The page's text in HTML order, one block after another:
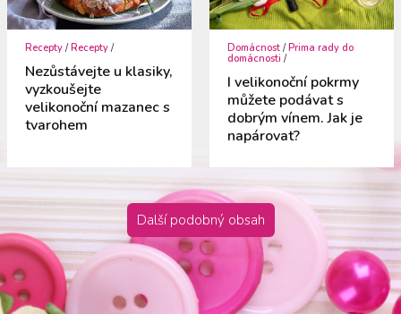
Recepty /Recepty /
Nezůstávejte u klasiky,
vyzkoušejte
velikonoční mazanec s
tvarohem
Domácnost /Prima rady do
domácnosti /
I velikonoční pokrmy
můžete podávat s
dobrým vínem. Jak je
napárovat?
Další podobný obsah